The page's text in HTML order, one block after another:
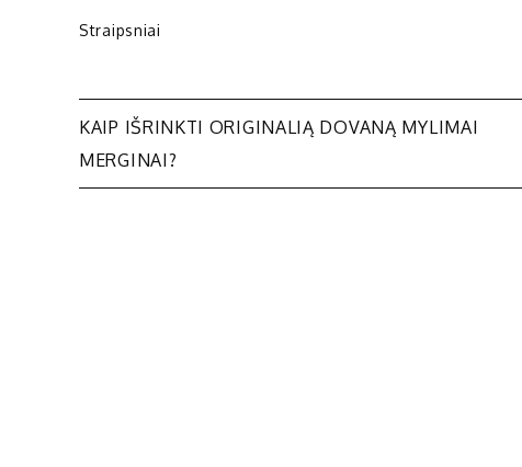
Straipsniai
Navigacija
tarp
KAIP IŠRINKTI ORIGINALIĄ DOVANĄ MYLIMAI
MERGINAI?